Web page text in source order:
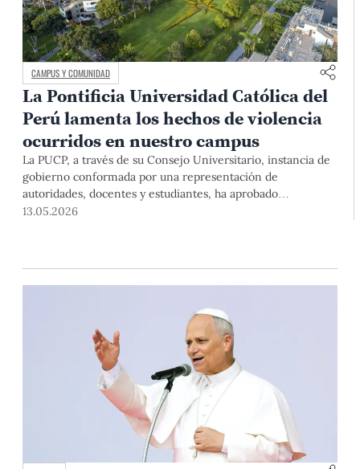
CAMPUS Y COMUNIDAD
La Pontificia Universidad Católica del
Perú lamenta los hechos de violencia
ocurridos en nuestro campus
La PUCP, a través de su Consejo Universitario, instancia de
gobierno conformada por una representación de
autoridades, docentes y estudiantes, ha aprobado
recientemente un nuevo sistema de pensiones para los
13.05.2026